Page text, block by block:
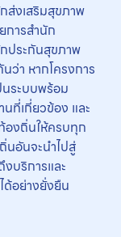
งเสริมสุขภาพ
ารสำนัก
ประกันสุขภาพ
ว่า หากโครงการ
นระบบพร้อม
ที่เกี่ยวข้อง และ
องถิ่นให้ครบทุก
นอันจะนำไปสู่
งบริการและ
อย่างยั่งยืน